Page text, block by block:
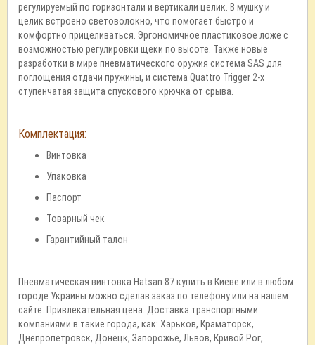
регулируемый по горизонтали и вертикали целик. В мушку и
целик встроено световолокно, что помогает быстро и
комфортно прицеливаться. Эргономичное пластиковое ложе с
возможностью регулировки щеки по высоте. Также новые
разработки в мире пневматического оружия система SAS для
поглощения отдачи пружины, и система Quattro Trigger 2-х
ступенчатая защита спускового крючка от срыва.
Комплектация:
Винтовка
Упаковка
Паспорт
Товарный чек
Гарантийный талон
Пневматическая винтовка Hatsan 87 купить в Киеве или в любом
городе Украины можно сделав заказ по телефону или на нашем
сайте. Привлекательная цена. Доставка транспортными
компаниями в такие города, как: Харьков, Краматорск,
Днепропетровск, Донецк, Запорожье, Львов, Кривой Рог,